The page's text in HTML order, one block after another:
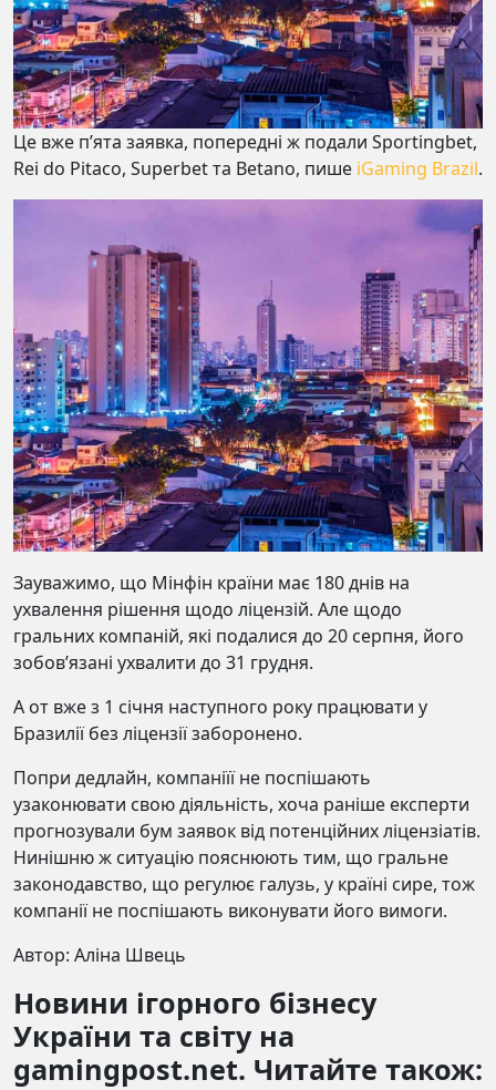
Це вже п’ята заявка, попередні ж подали Sportingbet,
Rei do Pitaco, Superbet та Betano, пише iGaming Brazil.
Зауважимо, що Мінфін країни має 180 днів на
ухвалення рішення щодо ліцензій. Але щодо
гральних компаній, які подалися до 20 серпня, його
зобов’язані ухвалити до 31 грудня.
А от вже з 1 січня наступного року працювати у
Бразилії без ліцензії заборонено.
Попри дедлайн, компаніїї не поспішають
узаконювати свою діяльність, хоча раніше експерти
прогнозували бум заявок від потенційних ліцензіатів.
Нинішню ж ситуацію пояснюють тим, що гральне
законодавство, що регулює галузь, у країні сире, тож
компанії не поспішають виконувати його вимоги.
Автор: Аліна Швець
Новини ігорного бізнесу
України та світу на
gamingpost.net. Читайте також: